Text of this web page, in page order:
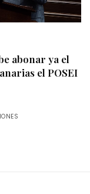
abonar ya el
el POSEI